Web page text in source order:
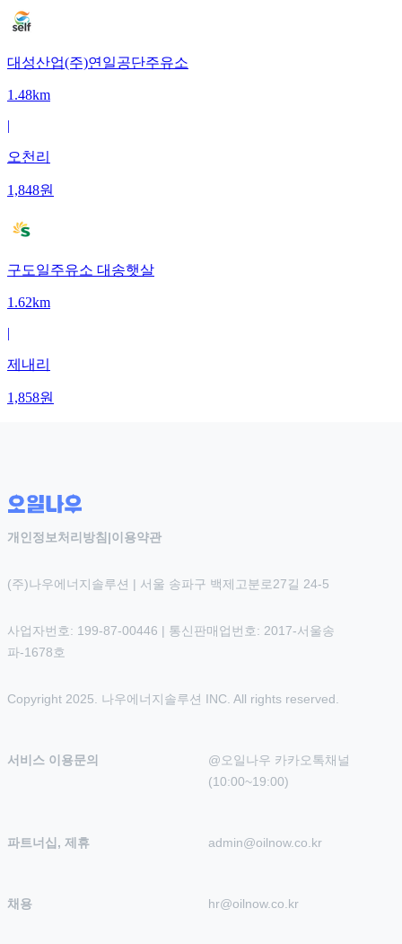
대성산업(주)연일공단주유소
1.48km
|
오천리
1,848원
구도일주유소 대송햇살
1.62km
|
제내리
1,858원
개인정보처리방침 |이용약관
(주)나우에너지솔루션 | 서울 송파구 백제고분로27길 24-5
사업자번호: 199-87-00446 | 통신판매업번호: 2017-서울송
파-1678호
Copyright 2025. 나우에너지솔루션 INC. All rights reserved.
서비스 이용문의
@오일나우 카카오톡채널
(10:00~19:00)
파트너십, 제휴 admin@oilnow.co.kr
채용 hr@oilnow.co.kr